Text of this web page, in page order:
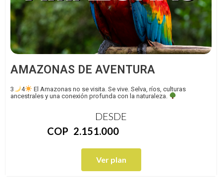
AMAZONAS DE AVENTURA
3 4
El Amazonas no se visita. Se vive. Selva, ríos, culturas
ancestrales y una conexión profunda con la naturaleza.
DESDE
COP 2.151.000
Ver plan